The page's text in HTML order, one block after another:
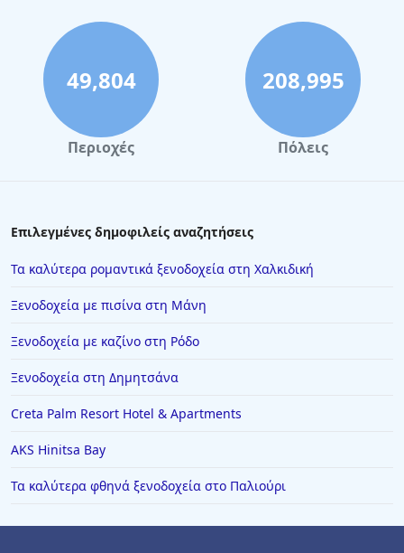
Ξενοδοχεία στη Ρώμη
Ξενοδοχεία στην Καστοριά
Ξενοδοχεία στην Αλεξανδρούπολη
Ξενοδοχεία στη Σκόπελο
Ξενοδοχεία στο Παρίσι
Ξενοδοχεία στην Ελούντα
Ξενοδοχεία στην Ικαρία
Ξενοδοχεία στην Κέα
Ξενοδοχεία στην Κομοτηνή
Ξενοδοχεία στον Ωρωπό
49,804
Περιοχές
208,995
Πόλεις
Επιλεγμένες δημοφιλείς αναζητήσεις
Τα καλύτερα ρομαντικά ξενοδοχεία στη Χαλκιδική
Ξενοδοχεία με πισίνα στη Μάνη
Ξενοδοχεία με καζίνο στη Ρόδο
Ξενοδοχεία στη Δημητσάνα
Creta Palm Resort Hotel & Apartments
AKS Hinitsa Bay
Τα καλύτερα φθηνά ξενοδοχεία στο Παλιούρι